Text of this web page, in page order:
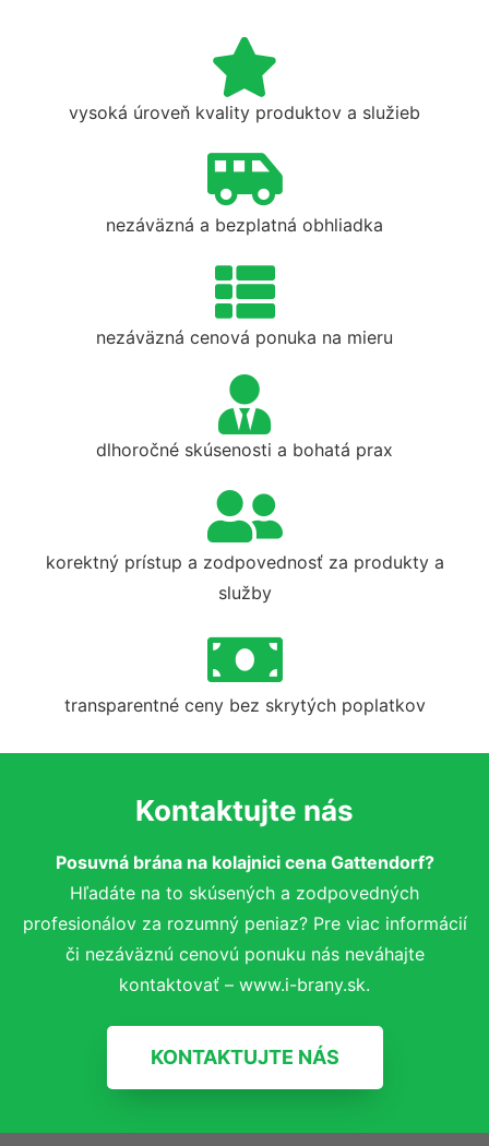
vysoká úroveň kvality produktov a služieb
nezáväzná a bezplatná obhliadka
nezáväzná cenová ponuka na mieru
dlhoročné skúsenosti a bohatá prax
korektný prístup a zodpovednosť za produkty a
služby
transparentné ceny bez skrytých poplatkov
Kontaktujte nás
Posuvná brána na kolajnici cena Gattendorf?
Hľadáte na to skúsených a zodpovedných
profesionálov za rozumný peniaz? Pre viac informácií
či nezáväznú cenovú ponuku nás neváhajte
kontaktovať – www.i-brany.sk.
KONTAKTUJTE NÁS